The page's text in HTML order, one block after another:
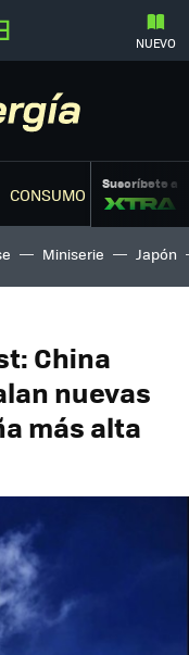
NUEVO
CONSUMO ENERGÉTICO
Suscríbete a
Miniserie Japón
China
nuevas
más alta